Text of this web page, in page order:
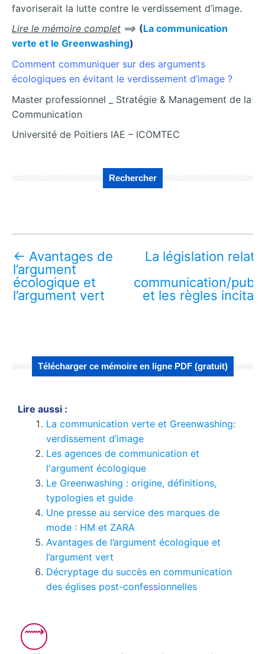
favoriserait la lutte contre le verdissement d’image.
Lire le mémoire complet ==> (La communication
verte et le Greenwashing)
Comment communiquer sur des arguments
écologiques en évitant le verdissement d’image ?
Master professionnel _ Stratégie & Management de la
Communication
Université de Poitiers IAE – ICOMTEC
Rechercher
← Avantages de
l’argument
écologique et
l’argument vert
La législation
communication/
et les règles
Télécharger ce mémoire en ligne PDF (gratuit)
Lire aussi :
La communication verte et Greenwashing:
verdissement d’image
Les agences de communication et
l'argument écologique
Le Greenwashing : origine, définitions,
typologies et guide
Une presse au service des marques de
mode : HM et ZARA
Avantages de l’argument écologique et
l’argument vert
Décryptage du succès en communication
des églises post-confessionnelles